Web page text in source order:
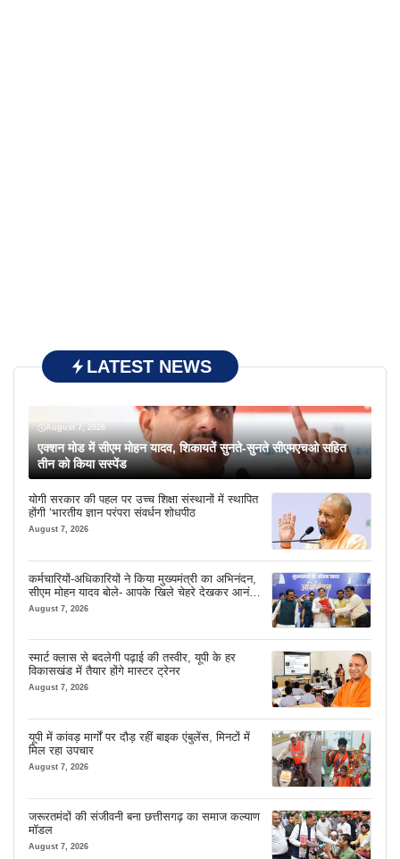
LATEST NEWS
August 7, 2026
एक्शन मोड में सीएम मोहन यादव, शिकायतें सुनते-सुनते सीएमएचओ सहित
तीन को किया सस्पेंड
योगी सरकार की पहल पर उच्च शिक्षा संस्थानों में स्थापित
होंगी ‘भारतीय ज्ञान परंपरा संवर्धन शोधपीठ
August 7, 2026
कर्मचारियों-अधिकारियों ने किया मुख्यमंत्री का अभिनंदन,
सीएम मोहन यादव बोले- आपके खिले चेहरे देखकर आनंद
आता है
August 7, 2026
स्मार्ट क्लास से बदलेगी पढ़ाई की तस्वीर, यूपी के हर
विकासखंड में तैयार होंगे मास्टर ट्रेनर
August 7, 2026
यूपी में कांवड़ मार्गों पर दौड़ रहीं बाइक एंबुलेंस, मिनटों में
मिल रहा उपचार
August 7, 2026
जरूरतमंदों की संजीवनी बना छत्तीसगढ़ का समाज कल्याण
मॉडल
August 7, 2026